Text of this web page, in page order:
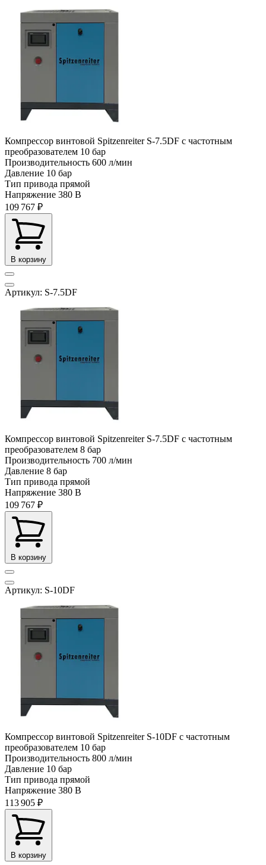
Компрессор винтовой Spitzenreiter S-7.5DF с частотным
преобразователем 10 бар
Производительность 600 л/мин
Давление 10 бар
Тип привода прямой
Напряжение 380 В
109 767 ₽
В корзину
Артикул: S-7.5DF
Компрессор винтовой Spitzenreiter S-7.5DF с частотным
преобразователем 8 бар
Производительность 700 л/мин
Давление 8 бар
Тип привода прямой
Напряжение 380 В
109 767 ₽
В корзину
Артикул: S-10DF
Компрессор винтовой Spitzenreiter S-10DF с частотным
преобразователем 10 бар
Производительность 800 л/мин
Давление 10 бар
Тип привода прямой
Напряжение 380 В
113 905 ₽
В корзину